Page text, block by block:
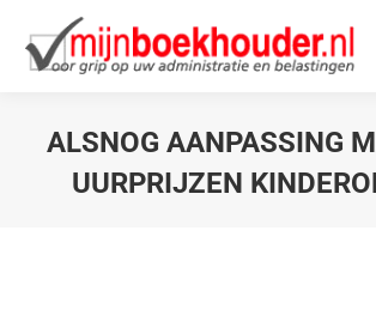
ALSNOG AANPASSING
UURPRIJZEN